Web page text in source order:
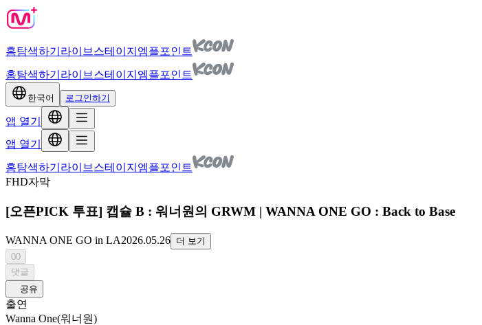
홈탐색하기 라이브 스테이지 엠플포인트
홈탐색하기 라이브 스테이지 엠플포인트
한국어 로그인하기
앱 열기
앱 열기
홈탐색하기 라이브 스테이지 엠플포인트
FHD자막
[오픈PICK 투표] 캡슐 B : 워너원의 GRWM | WANNA ONE GO : Back to Base
WANNA ONE GO in LA2026.05.26 더 보기
00
댓글
공유
출연
Wanna One(워너원)